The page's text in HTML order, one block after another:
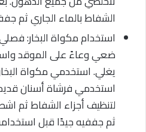
الشفاط بالماء الجاري ثم
استخدام مكواة البخار:
ضعي وعاءً على الموقد
يغلي. استخدمي مكواة
استخدمي فرشاة أسنان
لتنظيف أجزاء الشفاط ثم
ثم جففيه جيدًا قبل